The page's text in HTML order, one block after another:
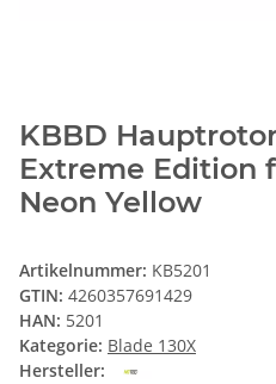
KBBD
Extreme Edition
Neon Yellow
Artikelnummer: KB5201
GTIN: 4260357691429
HAN: 5201
Kategorie: Blade 130X
Hersteller: